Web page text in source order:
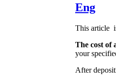
Eng
This article
The cost of
your
After